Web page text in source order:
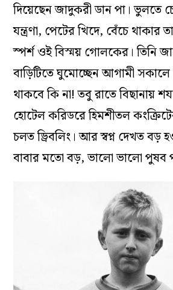
দিয়েছেন জাদুকরী ডান পা। ভুলতে
যন্ত্রণা, পেটের খিদে, বেঁচে থাকার
স্পর্শ ওই বিস্ময় গোলকের। তিনি
বাড়িটিতে ঘুমোচ্ছেন আগামী
থাকবে কি না! তবু রাতে বিছানায়
হোটেল করিডরে হিমশীতল
চলত ড্রিবলিং। আর স্বপ্ন দেখত বড়
বাবার মতো বড়, ভালো ভালো পুষব